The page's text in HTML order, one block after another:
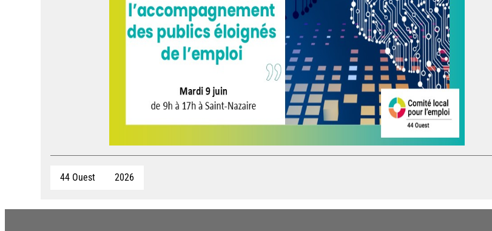
44 Ouest 2026